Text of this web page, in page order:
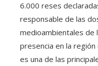
6.000 reses
responsable de las
medioambientales de
presencia en la
es una de las